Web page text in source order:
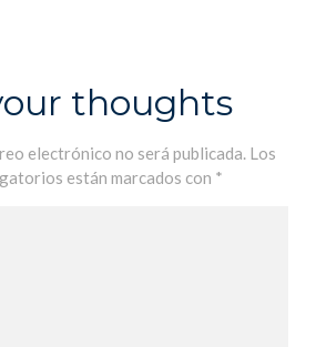
thoughts
electrónico no será publicada. Los
están marcados con *